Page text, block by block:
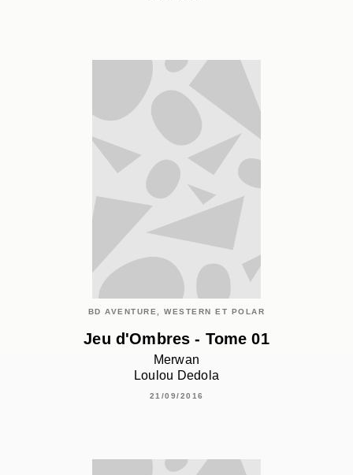
BD AVENTURE, WESTERN ET POLAR
Jeu d'Ombres - Tome 01
Merwan
Loulou Dedola
21/09/2016